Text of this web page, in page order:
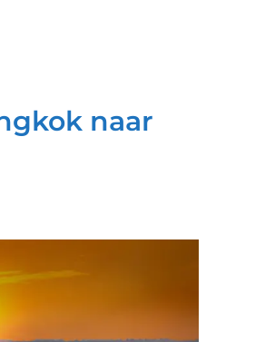
naar